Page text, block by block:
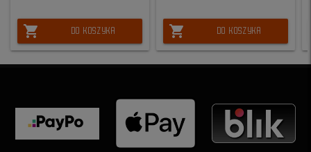
shopping_cart DO KOSZYKA shopping_cart DO KOSZYKA